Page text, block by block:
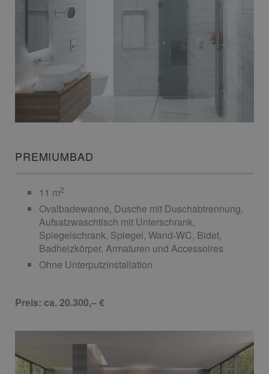
PREMIUMBAD
11 m2
Ovalbadewanne, Dusche mit Duschabtrennung,
Aufsatzwaschtisch mit Unterschrank,
Spiegelschrank, Spiegel, Wand-WC, Bidet,
Badheizkörper, Armaturen und Accessoires
Ohne Unterputzinstallation
Preis: ca. 20.300,– €